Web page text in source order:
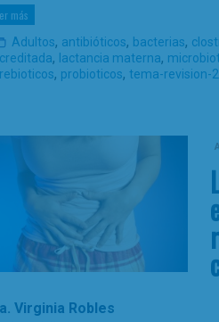
más
Adultos, antibióticos, bacterias,
, lactancia materna,
, probioticos, tema-revision-
Virginia Robles